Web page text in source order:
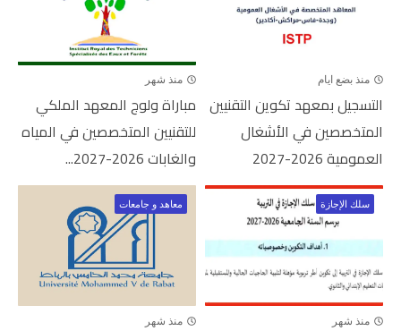
منذ بضع ايام
التسجيل بمعهد تكوين التقنيين
المتخصصين في الأشغال
العمومية 2026-2027
منذ شهر
مباراة ولوج المعهد الملكي
للتقنيين المتخصصين في المياه
والغابات 2026-2027...
سلك الإجازة
منذ شهر
معاهد و جامعات
منذ شهر